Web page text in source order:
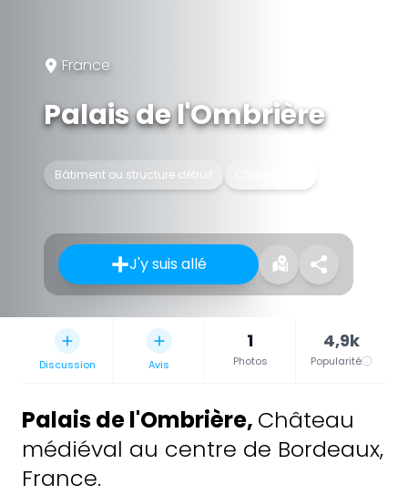
France
Palais de l'Ombrière
Bâtiment ou structure détruit
J'y suis allé
Discussion Avis
1
Photos
4,9k
Popularité
Palais de l'Ombrière, Château
médiéval au centre de Bordeaux,
France.